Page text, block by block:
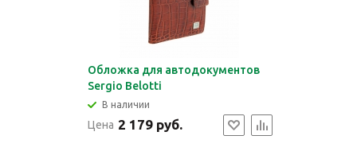
Обложка для автодокументов
Sergio Belotti
В наличии
Цена 2 179 руб.